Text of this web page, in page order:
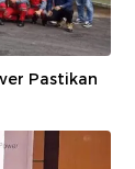
Pastikan